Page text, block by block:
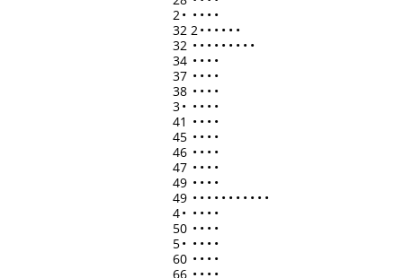
2• • • • •
32 2• • • • • •
32 • • • • • • • • •
34 • • • •
37 • • • •
38 • • • •
3• • • • •
41 • • • •
45 • • • •
46 • • • •
47 • • • •
49 • • • •
49 • • • • • • • • • • •
4• • • • •
50 • • • •
5• • • • •
60 • • • •
66 • • • •